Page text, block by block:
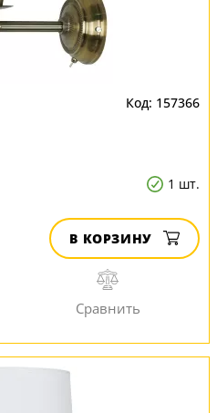
157366
1 шт.
В КОРЗИНУ